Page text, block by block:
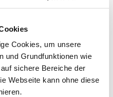
Cookies, um unsere
und Grundfunktionen wie
sichere Bereiche der
Webseite kann ohne diese